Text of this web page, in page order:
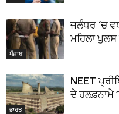
ਪੰਜਾਬ
ਜਲੰਧਰ ‘ਚ
ਮਹਿਲਾ
ਭਾਰਤ
NEET
ਦੇ ਹਲਫ਼ਨਾਮੇ